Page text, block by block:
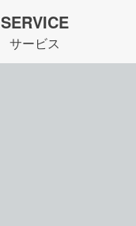
SERVICE
サービス